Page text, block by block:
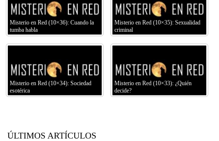
Misterio en Red (10×36): Cuando la
tumba habla
Misterio en Red (10×35): Sexualidad
criminal
Misterio en Red (10×34): Sociedad
esotérica
Misterio en Red (10×33): ¿Quién
decide?
ÚLTIMOS ARTÍCULOS